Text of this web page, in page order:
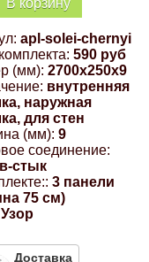
apl-solei-chernyi
590 руб
(мм): 2700x250x9
внутренняя
наружная
для стен
(мм): 9
соединение:
стык
3 панели
75 см)
Узор
Доставка